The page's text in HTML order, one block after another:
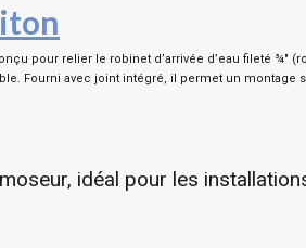
pour relier le robinet d’arrivée d’eau fileté ¾″
Fourni avec joint intégré, il permet un montage
idéal pour les